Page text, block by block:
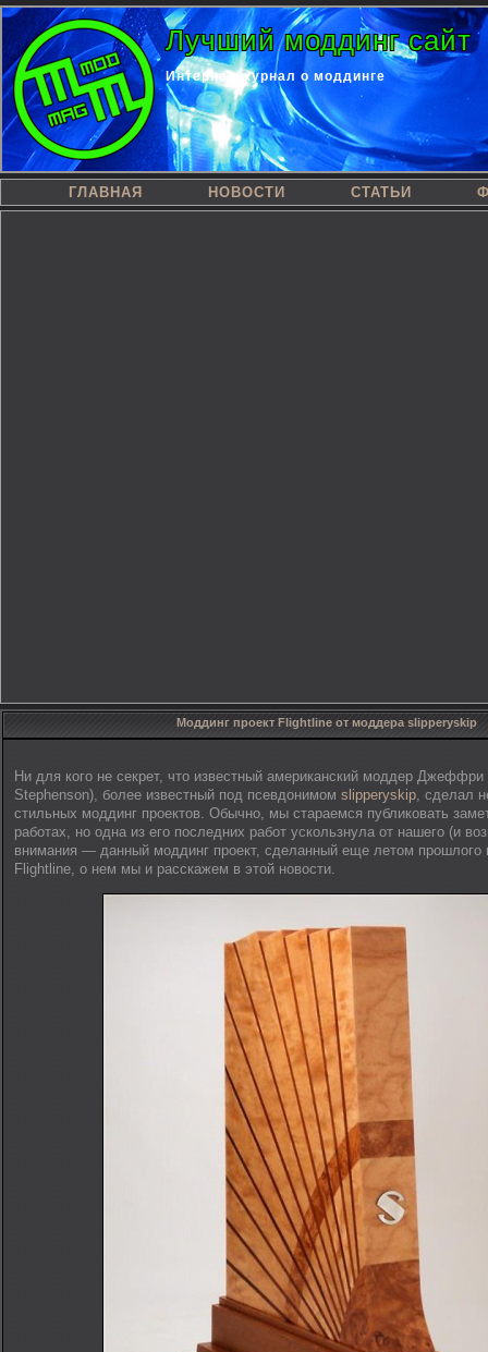
Лучший моддинг сайт
Интернет-журнал о моддинге
ГЛАВНАЯ НОВОСТИ СТАТЬИ
Моддинг проект Flightline от моддера slipperyskip
Ни для кого не секрет, что известный американский моддер
Stephenson), более известный под псевдонимом slipperyskip, сделал
стильных моддинг проектов. Обычно, мы стараемся публиковать
работах, но одна из его последних работ ускользнула от нашего (и
внимания — данный моддинг проект, сделанный еще летом прошлого
Flightline, о нем мы и расскажем в этой новости.